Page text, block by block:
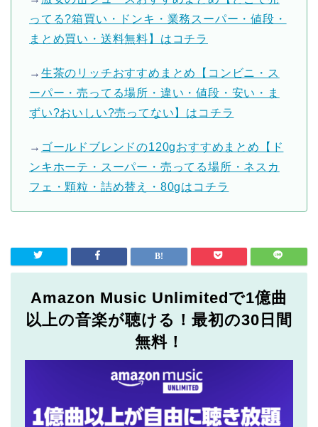
ってる?箱買い・ドンキ・業務スーパー・値段・
まとめ買い・送料無料】はコチラ
→ 生茶のリッチおすすめまとめ【コンビニ・ス
ーパー・売ってる場所・違い・値段・安い・ま
ずい?おいしい?売ってない】はコチラ
→ ゴールドブレンドの120gおすすめまとめ【ド
ンキホーテ・スーパー・売ってる場所・ネスカ
フェ・顆粒・詰め替え・80gはコチラ
Amazon Music Unlimitedで1億曲
以上の音楽が聴ける！最初の30日間
無料！